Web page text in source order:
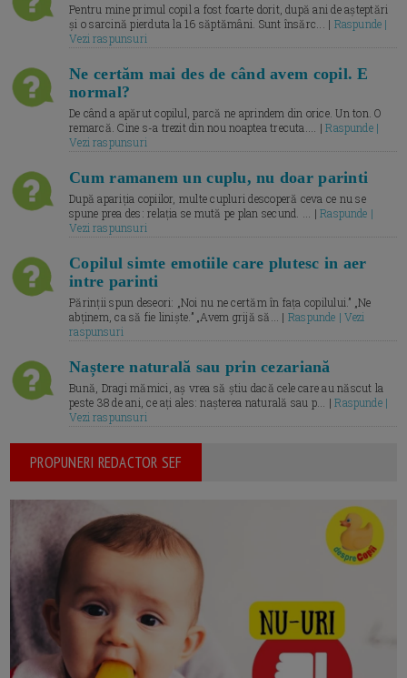
Pentru mine primul copil a fost foarte dorit, după ani de așteptări
și o sarcină pierduta la 16 săptămâni. Sunt însărc... | Raspunde |
Vezi raspunsuri
Ne certăm mai des de când avem copil. E
normal?
De când a apărut copilul, parcă ne aprindem din orice. Un ton. O
remarcă. Cine s-a trezit din nou noaptea trecuta.... |Raspunde |
Vezi raspunsuri
Cum ramanem un cuplu, nu doar parinti
După apariția copiilor, multe cupluri descoperă ceva ce nu se
spune prea des: relația se mută pe plan secund. ... |Raspunde |
Vezi raspunsuri
Copilul simte emotiile care plutesc in aer
intre parinti
Părinții spun deseori: „Noi nu ne certăm în fața copilului.” „Ne
abținem, ca să fie liniște.” „Avem grijă să... | Raspunde | Vezi
raspunsuri
Naștere naturală sau prin cezariană
Bună, Dragi mămici, aș vrea să știu dacă cele care au născut la
peste 38 de ani, ce ați ales: nașterea naturală sau p... |Raspunde |
Vezi raspunsuri
PROPUNERI REDACTOR SEF